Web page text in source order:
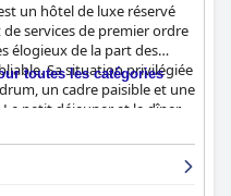
un hôtel de luxe réservé
services de premier ordre
élogieux de la part des
Sa situation privilégiée
un cadre paisible et une
petit déjeuner et le dîner
comme une
spacieuses et
entretenues et
toutes les catégories